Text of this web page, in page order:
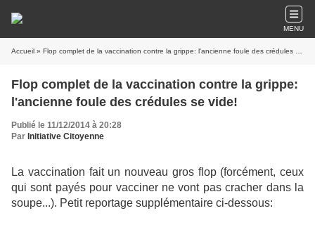
MENU
Accueil » Flop complet de la vaccination contre la grippe: l'ancienne foule des crédules se vide!
Flop complet de la vaccination contre la grippe:
l'ancienne foule des crédules se vide!
Publié le 11/12/2014 à 20:28
Par Initiative Citoyenne
La vaccination fait un nouveau gros flop (forcément, ceux
qui sont payés pour vacciner ne vont pas cracher dans la
soupe...). Petit reportage supplémentaire ci-dessous: